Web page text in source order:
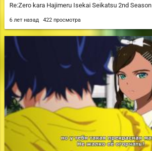
Re:Zero kara Hajimeru Isekai Seikatsu 2nd Season
6 лет назад 422 просмотра